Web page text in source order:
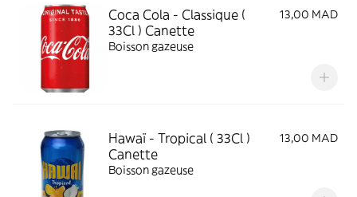
Coca Cola - Classique (
33Cl ) Canette
13,00 MAD
Boisson gazeuse
Hawaï - Tropical ( 33Cl )
Canette
13,00 MAD
Boisson gazeuse